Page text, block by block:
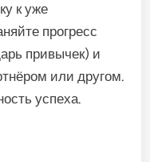
к уже
прогресс
привычек) и
или другом.
успеха.